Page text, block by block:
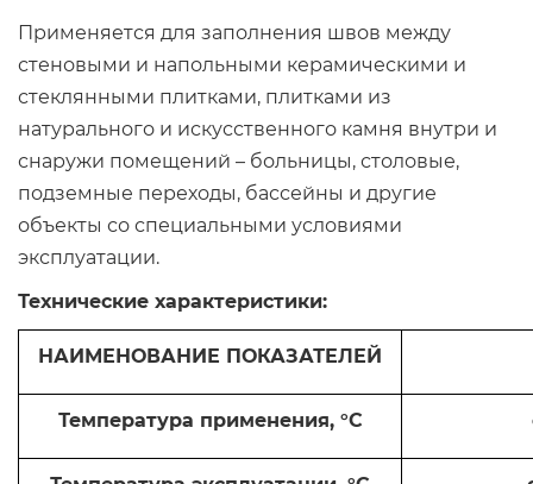
Применяется для заполнения швов между
стеновыми и напольными керамическими и
стеклянными плитками, плитками из
натурального и искусственного камня внутри и
снаружи помещений – больницы, столовые,
подземные переходы, бассейны и другие
объекты со специальными условиями
эксплуатации.
Технические характеристики:
НАИМЕНОВАНИЕ ПОКАЗАТЕЛЕЙ
Температура применения, °С